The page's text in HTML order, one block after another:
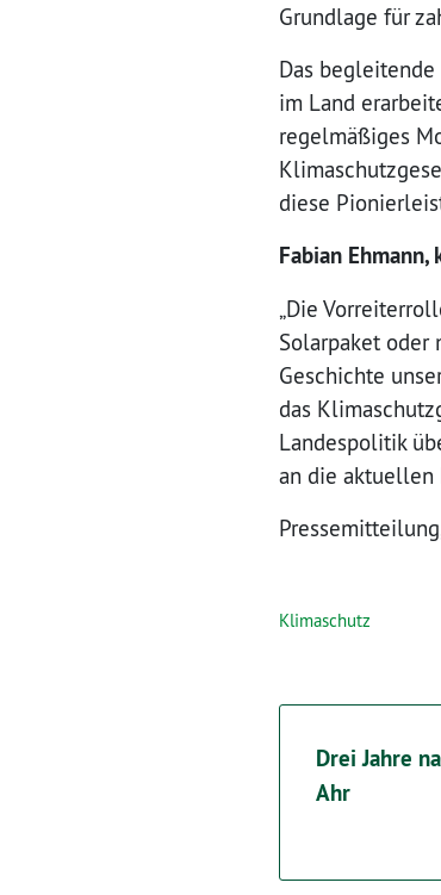
Grundlage für
Das
im Land
regelmäßiges
diese
Fabian
„Die
Solarpaket
Geschichte
das
Landespolitik
an die aktuellen
Klimaschutz
Drei Jahre
Ahr